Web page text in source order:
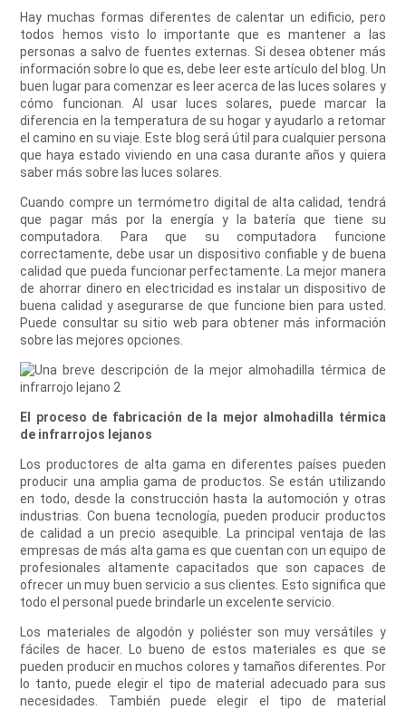
Hay muchas formas diferentes de calentar un edificio, pero
todos hemos visto lo importante que es mantener a las
personas a salvo de fuentes externas. Si desea obtener más
información sobre lo que es, debe leer este artículo del blog. Un
buen lugar para comenzar es leer acerca de las luces solares y
cómo funcionan. Al usar luces solares, puede marcar la
diferencia en la temperatura de su hogar y ayudarlo a retomar
el camino en su viaje. Este blog será útil para cualquier persona
que haya estado viviendo en una casa durante años y quiera
saber más sobre las luces solares.
Cuando compre un termómetro digital de alta calidad, tendrá
que pagar más por la energía y la batería que tiene su
computadora. Para que su computadora funcione
correctamente, debe usar un dispositivo confiable y de buena
calidad que pueda funcionar perfectamente. La mejor manera
de ahorrar dinero en electricidad es instalar un dispositivo de
buena calidad y asegurarse de que funcione bien para usted.
Puede consultar su sitio web para obtener más información
sobre las mejores opciones.
El proceso de fabricación de la mejor almohadilla térmica
de infrarrojos lejanos
Los productores de alta gama en diferentes países pueden
producir una amplia gama de productos. Se están utilizando
en todo, desde la construcción hasta la automoción y otras
industrias. Con buena tecnología, pueden producir productos
de calidad a un precio asequible. La principal ventaja de las
empresas de más alta gama es que cuentan con un equipo de
profesionales altamente capacitados que son capaces de
ofrecer un muy buen servicio a sus clientes. Esto significa que
todo el personal puede brindarle un excelente servicio.
Los materiales de algodón y poliéster son muy versátiles y
fáciles de hacer. Lo bueno de estos materiales es que se
pueden producir en muchos colores y tamaños diferentes. Por
lo tanto, puede elegir el tipo de material adecuado para sus
necesidades. También puede elegir el tipo de material